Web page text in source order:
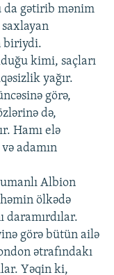
da gətirib mənim
saxlayan
biriydi.
kimi, saçları
yağır.
görə,
də,
Hamı elə
adamın
Albion
ölkədə
daramırdılar.
görə bütün ailə
ətrafındakı
Yəqin ki,